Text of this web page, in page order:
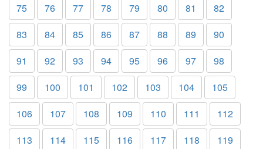
75
76 77 78 79 80 81
82
83
84 85 86 87 88 89
90
91
92 93 94 95 96 97
98
99
100 101 102 103 104
105
106
107 108 109 110 111
112
113
114 115 116 117 118
119